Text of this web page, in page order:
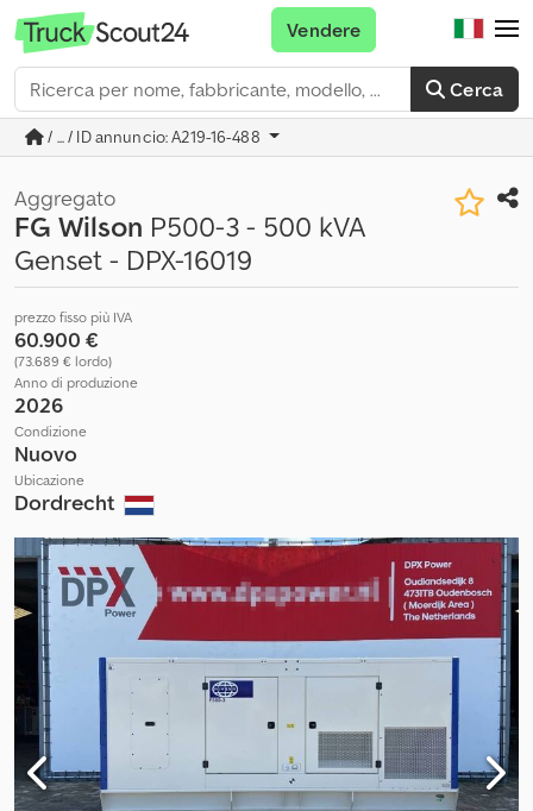
Cerca
Vendere
/ ... / ID annuncio: A219-16-488
Aggregato
FG Wilson P500-3 - 500 kVA
Genset - DPX-16019
prezzo fisso più IVA
60.900 €
(73.689 € lordo)
Anno di produzione
2026
Condizione
Nuovo
Ubicazione
Dordrecht